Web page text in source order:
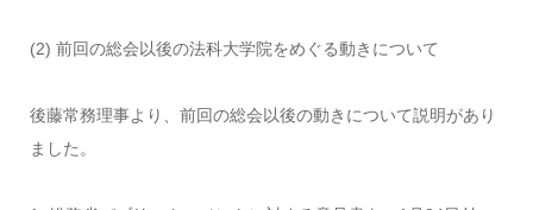
(2) 前回の総会以後の法科大学院をめぐる動きについて
後藤常務理事より、前回の総会以後の動きについて説明があり
ました。